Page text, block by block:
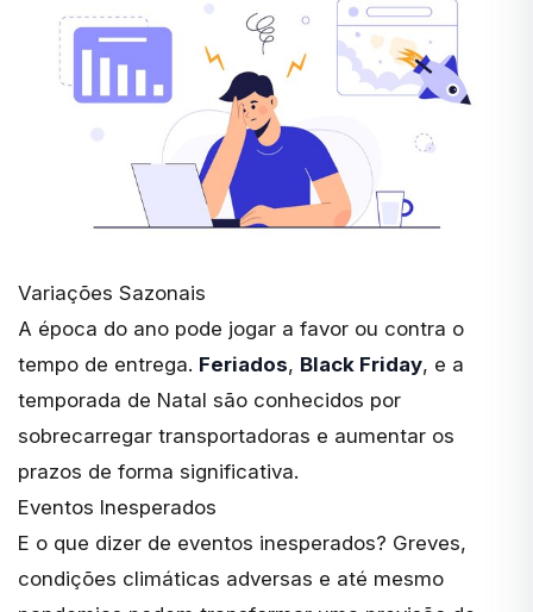
Variações Sazonais
A época do ano pode jogar a favor ou contra o
tempo de entrega. Feriados, Black Friday, e a
temporada de Natal são conhecidos por
sobrecarregar transportadoras e aumentar os
prazos de forma significativa.
Eventos Inesperados
E o que dizer de eventos inesperados? Greves,
condições climáticas adversas e até mesmo